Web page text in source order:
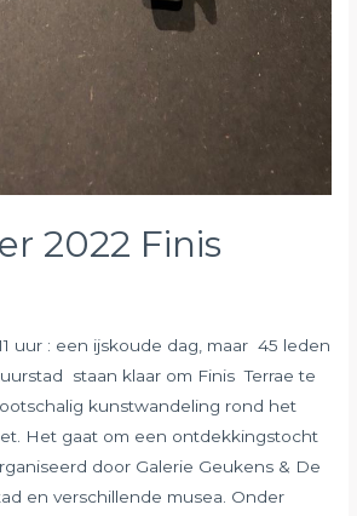
2022 Finis
uur : een ijskoude dag, maar 45 leden
staan klaar om Finis Terrae te
kunstwandeling rond het
Het gaat om een ontdekkingstocht
door Galerie Geukens & De
en verschillende musea. Onder